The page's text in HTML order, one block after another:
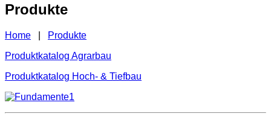
Produkte
Home
Produkte
Produktkatalog Agrarbau
Produktkatalog Hoch- & Tiefbau